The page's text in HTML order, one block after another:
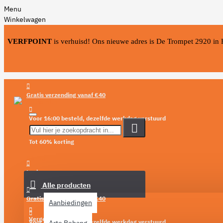
Menu
Winkelwagen
VERFPOINT is verhuisd! Ons nieuwe adres is De Trompet 2920 in
Gratis verzending vanaf €40
Voor 16:00 besteld, dezelfde werkdag verstuurd
Tot 60% korting
Login
Verlanglijst
Vergelijken
Alle producten
Aanbiedingen
Gratis verzending vanaf €40